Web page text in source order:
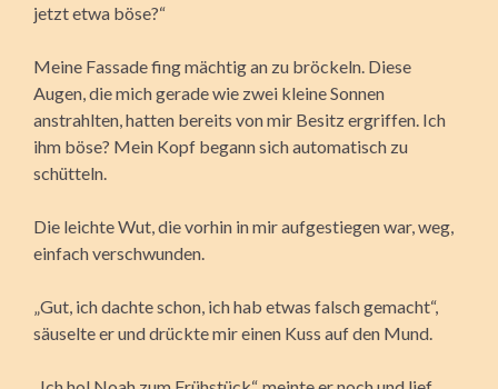
jetzt etwa böse?“
Meine Fassade fing mächtig an zu bröckeln. Diese
Augen, die mich gerade wie zwei kleine Sonnen
anstrahlten, hatten bereits von mir Besitz ergriffen. Ich
ihm böse? Mein Kopf begann sich automatisch zu
schütteln.
Die leichte Wut, die vorhin in mir aufgestiegen war, weg,
einfach verschwunden.
„Gut, ich dachte schon, ich hab etwas falsch gemacht“,
säuselte er und drückte mir einen Kuss auf den Mund.